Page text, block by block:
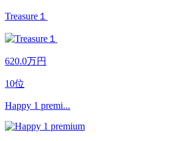
Treasure１
620.0万円
10位
Happy 1 premi...